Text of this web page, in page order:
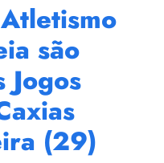
são
Jogos
(29)